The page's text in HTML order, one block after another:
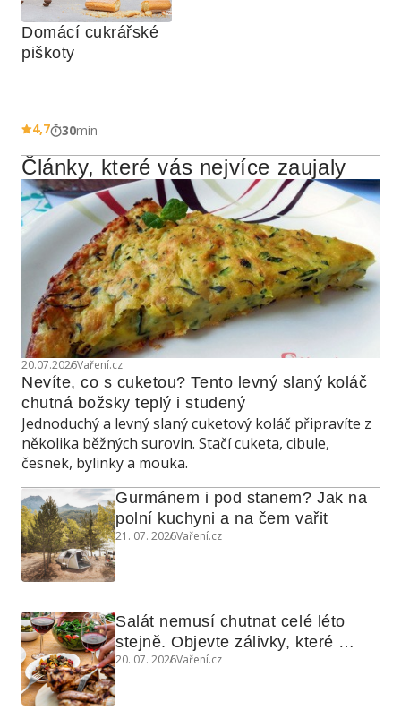
Domácí cukrářské
piškoty
4,7 30min
Články, které vás nejvíce zaujaly
20.07.2026Vaření.cz
Nevíte, co s cuketou? Tento levný slaný koláč
chutná božsky teplý i studený
Jednoduchý a levný slaný cuketový koláč připravíte z
několika běžných surovin. Stačí cuketa, cibule,
česnek, bylinky a mouka.
Gurmánem i pod stanem? Jak na
polní kuchyni a na čem vařit
21. 07. 2026Vaření.cz
Salát nemusí chutnat celé léto
stejně. Objevte zálivky, které
využijete i na maso, nudle nebo
20. 07. 2026Vaření.cz